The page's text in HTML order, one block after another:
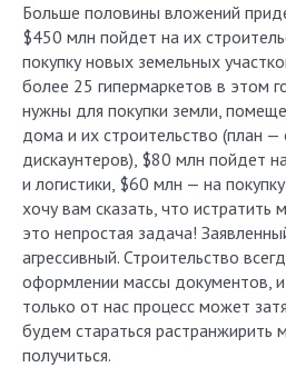
Больше половины вложений
$450 млн пойдет на их
покупку новых земельных
более 25 гипермаркетов в этом
нужны для покупки земли,
дома и их строительство (план
дискаунтеров), $80 млн пойдет
и логистики, $60 млн — на
хочу вам сказать, что
это непростая задача!
агрессивный. Строительство
оформлении массы документов,
только от нас процесс может
будем стараться
получиться.